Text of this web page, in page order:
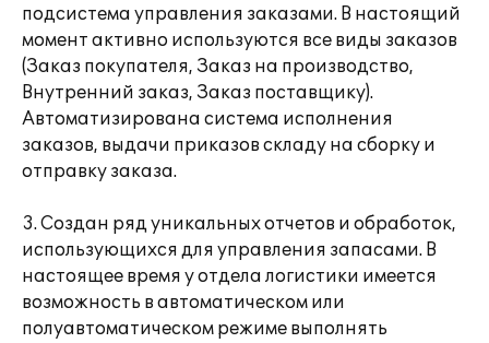
подсистема управления заказами. В настоящий
момент активно используются все виды заказов
(Заказ покупателя, Заказ на производство,
Внутренний заказ, Заказ поставщику).
Автоматизирована система исполнения
заказов, выдачи приказов складу на сборку и
отправку заказа.
3. Создан ряд уникальных отчетов и обработок,
использующихся для управления запасами. В
настоящее время у отдела логистики имеется
возможность в автоматическом или
полуавтоматическом режиме выполнять